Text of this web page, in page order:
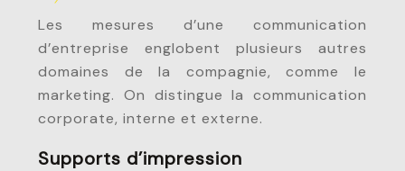
Les mesures d’une communication
d’entreprise englobent plusieurs autres
domaines de la compagnie, comme le
marketing. On distingue la communication
corporate, interne et externe.
Supports d’impression